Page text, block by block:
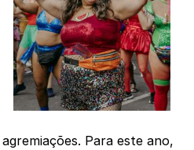
Para este ano,